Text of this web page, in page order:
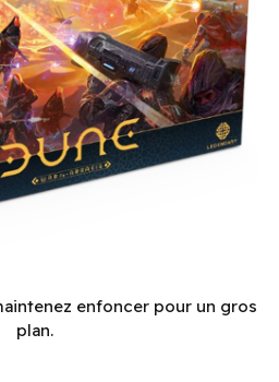
enfoncer pour un gros
plan.